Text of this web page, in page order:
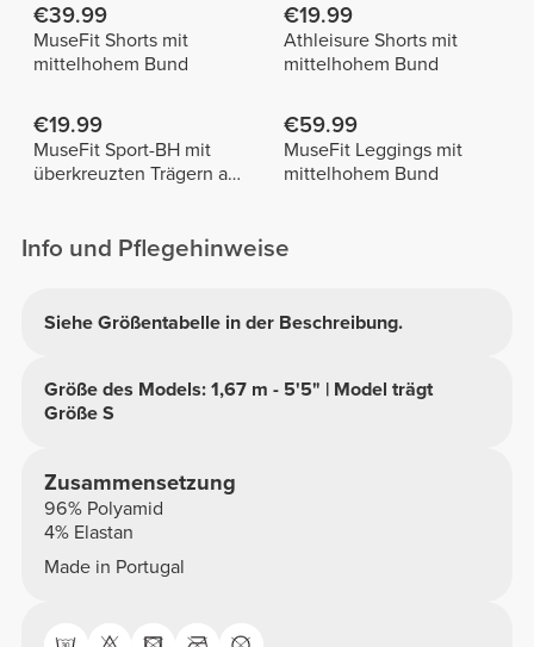
€39.99
MuseFit Shorts mit
mittelhohem Bund
€19.99
Athleisure Shorts mit
mittelhohem Bund
€19.99
MuseFit Sport-BH mit
überkreuzten Trägern am
€59.99
MuseFit Leggings mit
mittelhohem Bund
Info und Pflegehinweise
Siehe Größentabelle in der Beschreibung.
Größe des Models: 1,67 m - 5'5" | Model trägt
Größe S
Zusammensetzung
96% Polyamid
4% Elastan
Made in Portugal